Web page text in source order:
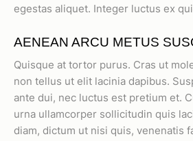
egestas aliquet. Integer luctus ex
AENEAN ARCU METUS
Quisque at tortor purus. Cras ut
non tellus ut elit lacinia dapibus.
ante dui, nec luctus est pretium et.
urna ullamcorper sollicitudin quis
diam, dictum ut nisi quis, venenatis